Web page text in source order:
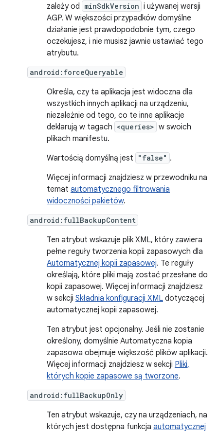
zależy od minSdkVersion i używanej wersji
AGP. W większości przypadków domyślne
działanie jest prawdopodobnie tym, czego
oczekujesz, i nie musisz jawnie ustawiać tego
atrybutu.
android:forceQueryable
Określa, czy ta aplikacja jest widoczna dla
wszystkich innych aplikacji na urządzeniu,
niezależnie od tego, co te inne aplikacje
deklarują w tagach <queries> w swoich
plikach manifestu.
Wartością domyślną jest
"false" .
Więcej informacji znajdziesz w przewodniku na
temat automatycznego filtrowania
widoczności pakietów.
android:fullBackupContent
Ten atrybut wskazuje plik XML, który zawiera
pełne reguły tworzenia kopii zapasowych dla
Automatycznej kopii zapasowej. Te reguły
określają, które pliki mają zostać przesłane do
kopii zapasowej. Więcej informacji znajdziesz
w sekcji Składnia konfiguracji XML dotyczącej
automatycznej kopii zapasowej.
Ten atrybut jest opcjonalny. Jeśli nie zostanie
określony, domyślnie Automatyczna kopia
zapasowa obejmuje większość plików aplikacji.
Więcej informacji znajdziesz w sekcji Pliki,
których kopie zapasowe są tworzone.
android:fullBackupOnly
Ten atrybut wskazuje, czy na urządzeniach, na
których jest dostępna funkcja automatycznej